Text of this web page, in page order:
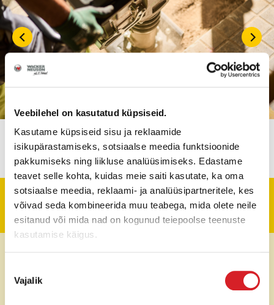
Veebilehel on kasutatud küpsiseid.
Kasutame küpsiseid sisu ja reklaamide
isikupärastamiseks, sotsiaalse meedia funktsioonide
pakkumiseks ning liikluse analüüsimiseks. Edastame
teavet selle kohta, kuidas meie saiti kasutate, ka oma
sotsiaalse meedia, reklaami- ja analüüsipartneritele, kes
võivad seda kombineerida muu teabega, mida olete neile
esitanud või mida nad on kogunud teiepoolse teenuste
kasutamise käigus.
valik
Vajalik
Tehniline informatsioon
Löögi energia